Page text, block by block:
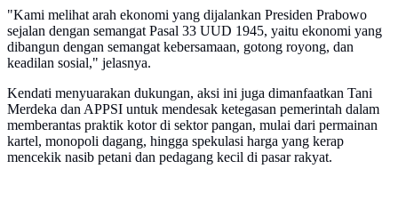
"Kami melihat arah ekonomi yang dijalankan Presiden Prabowo
sejalan dengan semangat Pasal 33 UUD 1945, yaitu ekonomi yang
dibangun dengan semangat kebersamaan, gotong royong, dan
keadilan sosial," jelasnya.
Kendati menyuarakan dukungan, aksi ini juga dimanfaatkan Tani
Merdeka dan APPSI untuk mendesak ketegasan pemerintah dalam
memberantas praktik kotor di sektor pangan, mulai dari permainan
kartel, monopoli dagang, hingga spekulasi harga yang kerap
mencekik nasib petani dan pedagang kecil di pasar rakyat.